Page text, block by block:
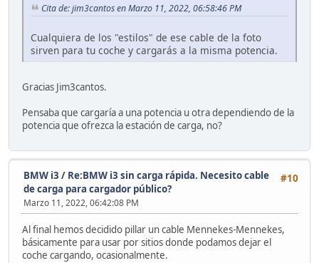
Cita de: jim3cantos en Marzo 11, 2022, 06:58:46 PM
Cualquiera de los "estilos" de ese cable de la foto
sirven para tu coche y cargarás a la misma potencia.
Gracias Jim3cantos.
Pensaba que cargaría a una potencia u otra dependiendo de la
potencia que ofrezca la estación de carga, no?
#10
BMW i3 / Re:BMW i3 sin carga rápida. Necesito cable
de carga para cargador público?
Marzo 11, 2022, 06:42:08 PM
Al final hemos decidido pillar un cable Mennekes-Mennekes,
básicamente para usar por sitios donde podamos dejar el
coche cargando, ocasionalmente.